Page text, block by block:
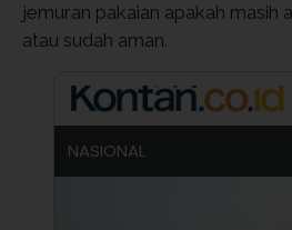
jemuran pakaian apakah masih
atau sudah aman.
NASIONAL